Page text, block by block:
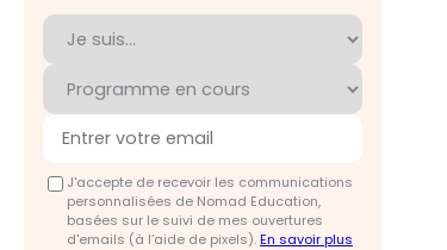
J'accepte de recevoir les communications
personnalisées de Nomad Education,
basées sur le suivi de mes ouvertures
d'emails (à l’aide de pixels).En savoir plus